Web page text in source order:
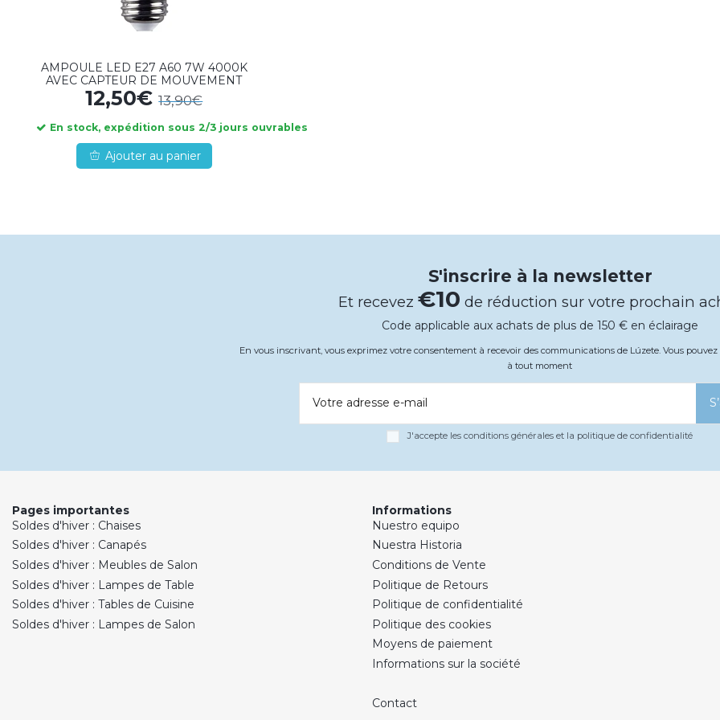
AMPOULE LED E27 A60 7W 4000K
AVEC CAPTEUR DE MOUVEMENT
12,50€13,90€
En stock, expédition sous 2/3 jours ouvrables
Ajouter au panier
S'inscrire à la newsletter
Et recevez€10 de réduction sur votre prochain
Code applicable aux achats de plus de 150 € en éclairage
En vous inscrivant, vous exprimez votre consentement à recevoir des communications de Lúzete. Vous
à tout moment
Votre adresse e-mail
J'accepte les conditions générales et la politique de confidentialité
Pages importantes
Soldes d'hiver : Chaises
Soldes d'hiver : Canapés
Soldes d'hiver : Meubles de Salon
Soldes d'hiver : Lampes de Table
Soldes d'hiver : Tables de Cuisine
Soldes d'hiver : Lampes de Salon
Informations
Nuestro equipo
Nuestra Historia
Conditions de Vente
Politique de Retours
Politique de confidentialité
Politique des cookies
Moyens de paiement
Informations sur la société
Contact